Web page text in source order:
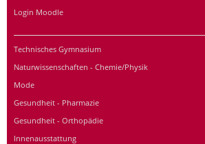
Login Moodle
Technisches Gymnasium
Naturwissenschaften - Chemie/Physik
Mode
Gesundheit - Pharmazie
Gesundheit - Orthopädie
Innenausstattung